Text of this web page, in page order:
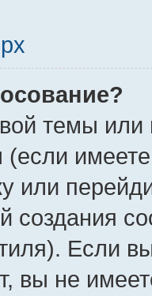
темы или
или
создания
Если
вы не